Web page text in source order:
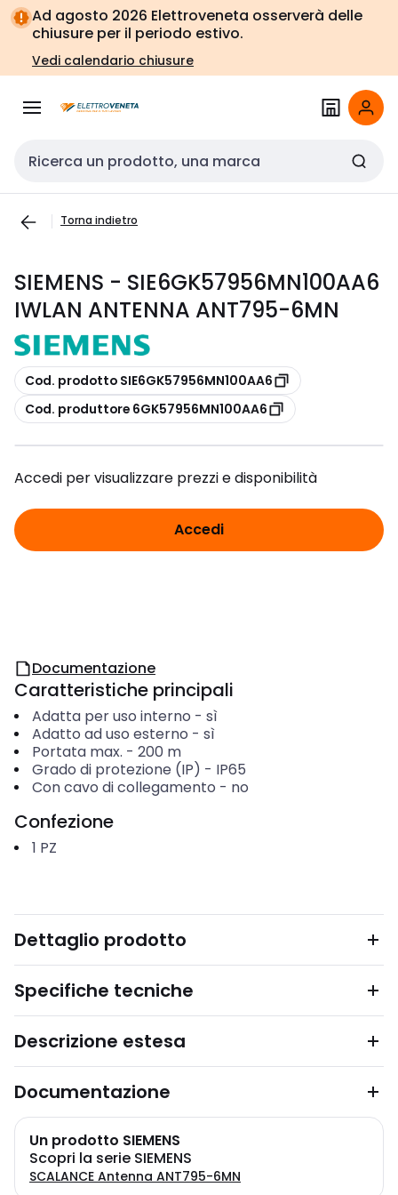
Vai alla
navigazione
Vai
alla
pagina
Ad agosto 2026 Elettroveneta osserverà delle
chiusure per il periodo estivo.
Vedi calendario chiusure
Cerca input
Torna indietro
SIEMENS - SIE6GK57956MN100AA6
IWLAN ANTENNA ANT795-6MN
copia
Cod. prodotto SIE6GK57956MN100AA6
copia
Cod. produttore 6GK57956MN100AA6
Accedi per visualizzare prezzi e disponibilità
Accedi
Documentazione
Caratteristiche principali
Adatta per uso interno - sì
Adatto ad uso esterno - sì
Portata max. - 200 m
Grado di protezione (IP) - IP65
Con cavo di collegamento - no
Confezione
1 PZ
Dettaglio prodotto
Specifiche tecniche
Descrizione estesa
Documentazione
Un prodotto SIEMENS
Scopri la serie SIEMENS
SCALANCE Antenna ANT795-6MN